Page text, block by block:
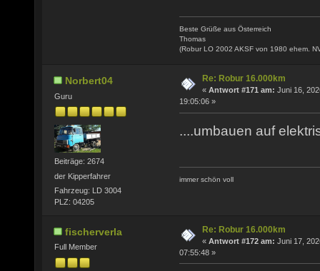
Beste Grüße aus Österreich
Thomas
(Robur LO 2002 AKSF von 1980 ehem.
Norbert04
Guru
Beiträge: 2674
der Kipperfahrer
Fahrzeug: LD 3004
PLZ: 04205
Re: Robur 16.000km
« Antwort #171 am: Juni 16,
19:05:06 »
....umbauen auf
immer schön voll
fischerverla
Full Member
Re: Robur 16.000km
« Antwort #172 am: Juni 17,
07:55:48 »